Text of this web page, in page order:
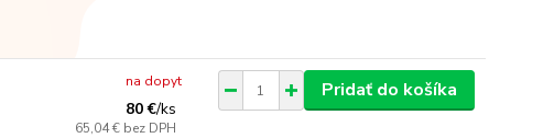
80 €/ks
65,04 € bez DPH
na dopyt Pridať do košíka